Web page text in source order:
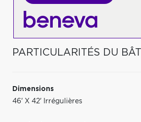
PARTICULARITÉS DU
Dimensions
46' X 42' Irrégulières